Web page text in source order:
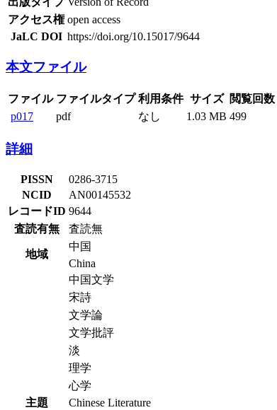
アクセス権 open access
JaLC DOI https://doi.org/10.15017/9644
本文ファイル
ファイル ファイルタイプ 利用条件 サイズ 閲覧回数
p017
pdf なし 1.03 MB 499
詳細
PISSN
0286-3715
NCID
AN00145532
レコードID 9644
査読有無
査読無
地域
中国
China
主題
中国文学
宋詩
文学論
文学批評
淡
理学
心学
Chinese Literature